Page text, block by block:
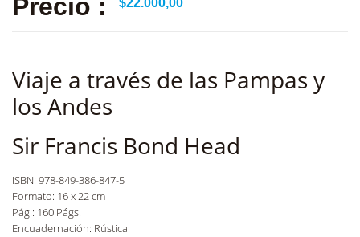
Precio : $22.000,00
Viaje a través de las Pampas y
los Andes
Sir Francis Bond Head
ISBN: 978-849-386-847-5
Formato: 16 x 22 cm
Pág.: 160 Págs.
Encuadernación: Rústica